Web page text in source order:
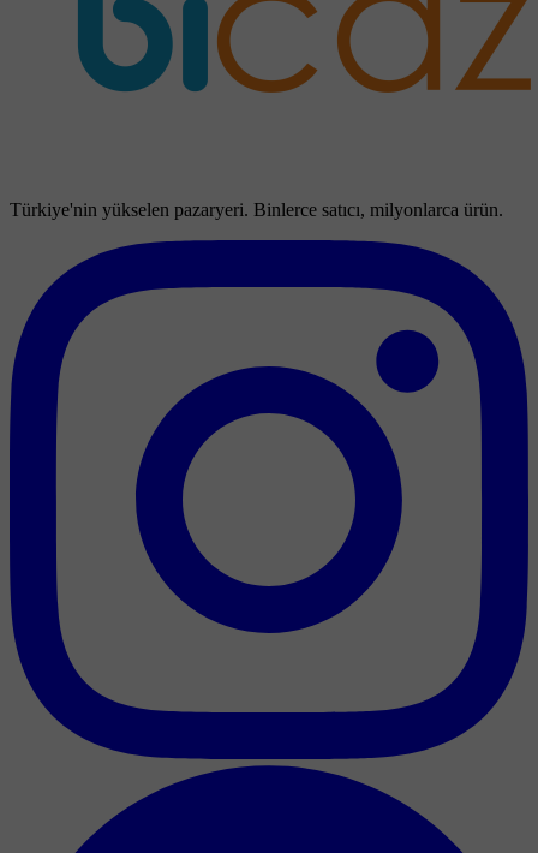
Türkiye'nin yükselen pazaryeri. Binlerce satıcı, milyonlarca ürün.